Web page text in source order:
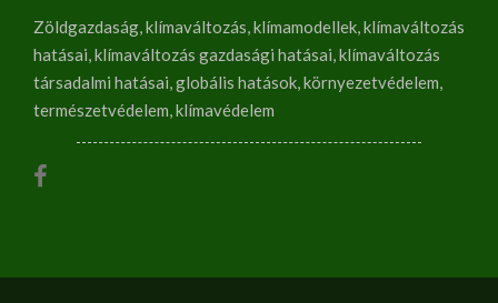
Zöldgazdaság, klímaváltozás, klímamodellek, klímaváltozás
hatásai, klímaváltozás gazdasági hatásai, klímaváltozás
társadalmi hatásai, globális hatások, környezetvédelem,
természetvédelem, klímavédelem